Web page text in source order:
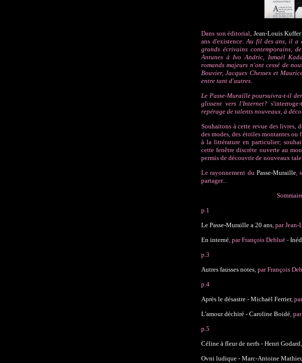
Dans son éditorial, Jean-Louis Kuffer
ans d'existence:Au fil des ans, il a
grands écrivains contemporains,
Antunes à Ivo Andric, Ismaël
romands majeurs n'ont cessé de
Bouvier, Jacques Chessex et
entre tant d'autres.
Le Passe-Muraille poursuivra-t-il
glissent vers l'Internet?
repérage de talents nouveaux, à
Souhaitons à cette revue des livres,
des modes, des étoiles montantes
à la littérature en particulier;
cette fenêtre discrète ouverte au
permis de découvrir de nouveaux
Le rayonnement duPasse-Muraille,
partager...
p.1
Le Passe-Muraille a 20 ans, par
En interné, par François Debluë -
p.3
Autres fausses notes, par François
p.4
Après le désastre - Michaël Ferrier,
L'amour déchiré - Caroline Boidé,
p.5
Céline à fleur de nerfs - Henri Godard
Ovni ludique - Marc-Antoine